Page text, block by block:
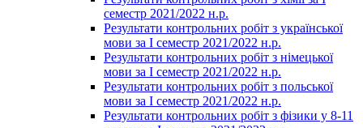
семестр 2021/2022 н.р.
Результати контрольних робіт з української
мови за І семестр 2021/2022 н.р.
Результати контрольних робіт з німецької
мови за І семестр 2021/2022 н.р.
Результати контрольних робіт з польської
мови за І семестр 2021/2022 н.р.
Результати контрольних робіт з фізики у 8-11